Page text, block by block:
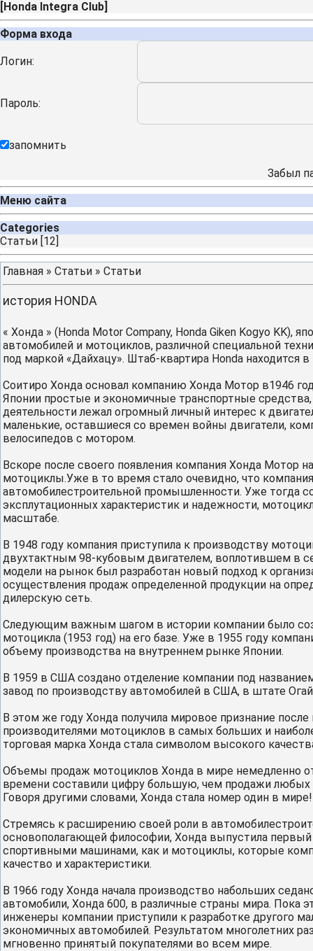
[Honda Integra Club]
Форма входа
Логин:
Пароль:
запомнить
Забыл
Меню сайта
Categories
Cтатьи [12]
Главная » Статьи » Cтатьи
история HONDA
« Хонда » (Honda Motor Company, Honda Giken Kogyo KK),
автомобилей и мотоциклов, различной специальной
под маркой «Дайхацу». Штаб-квартира Honda находится в
Соитиро Хонда основал компанию Хонда Мотор в1946
Японии простые и экономичные транспортные
деятельности лежал огромный личный интерес к
маленькие, оставшиеся со времен войны двигатели,
велосипедов с мотором.
Вскоре после своего появления компания Хонда Мотор
мотоциклы.Уже в то время стало очевидно, что
автомобилестроительной промышленности. Уже тогда
эксплутационных характеристик и надежности,
масштабе.
В 1948 году компания приступила к производству
двухтактным 98-кубовым двигателем, воплотившем в
модели на рынок был разработан новый подход к
осуществления продаж определенной продукции на
дилерскую сеть.
Следующим важным шагом в истории компании было
мотоцикла (1953 год) на его базе. Уже в 1955 году
объему производства на внутреннем рынке Японии.
В 1959 в США создано отделение компании под
завод по производству автомобилей в США, в штате
В этом же году Хонда получила мировое признание
производителями мотоциклов в самых больших и
торговая марка Хонда стала символом высокого
Объемы продаж мотоциклов Хонда в мире немедленно
времени составили цифру большую, чем продажи любых
Говоря другими словами, Хонда стала номер один в мире!
Стремясь к расширению своей роли в
основополагающей философии, Хонда выпустила
спортивными машинами, как и мотоциклы, которые
качество и характеристики.
В 1966 году Хонда начала производство набольших
автомобили, Хонда 600, в различные страны мира. Пока
инженеры компании приступили к разработке другого
экономичных автомобилей. Результатом многолетних
мгновенно принятый покупателями во всем мире.